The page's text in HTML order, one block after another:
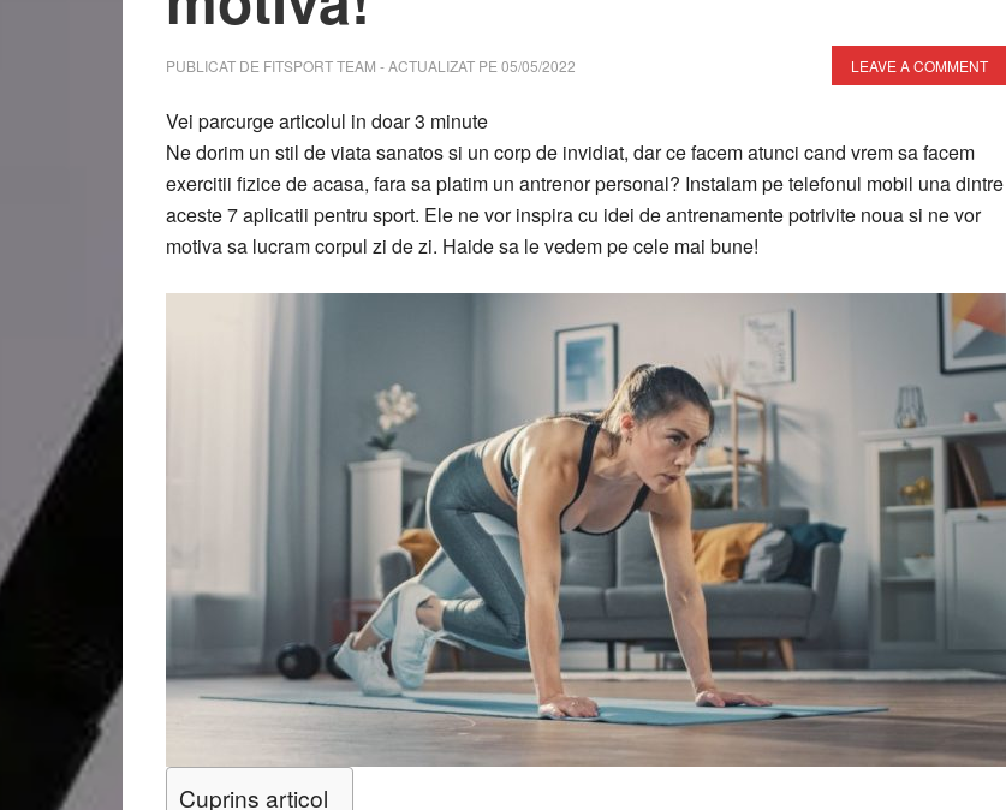
PUBLICAT DE FITSPORT TEAM - ACTUALIZAT PE 05/05/2022 LEAVE A COMMENT
Vei parcurge articolul in doar3 minute
Ne dorim un stil de viata sanatos si un corp de invidiat, dar ce facem atunci cand vrem sa facem
exercitii fizice de acasa, fara sa platim un antrenor personal? Instalam pe telefonul mobil una dintre
aceste 7 aplicatii pentru sport. Ele ne vor inspira cu idei de antrenamente potrivite noua si ne vor
motiva sa lucram corpul zi de zi. Haide sa le vedem pe cele mai bune!
Cuprins articol